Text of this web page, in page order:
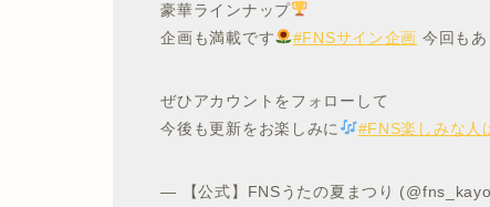
豪華ラインナップ
企画も満載です
#FNSサイン企画 今回もあ
ぜひアカウントをフォローして
今後も更新をお楽しみに
#FNS楽しみな人
— 【公式】FNSうたの夏まつり